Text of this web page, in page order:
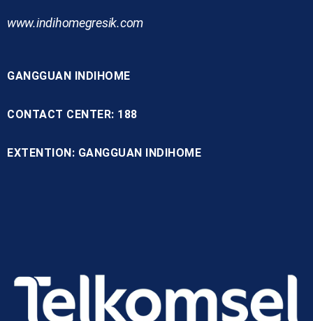
www.indihomegresik.com
GANGGUAN INDIHOME
CONTACT CENTER: 188
EXTENTION: GANGGUAN INDIHOME